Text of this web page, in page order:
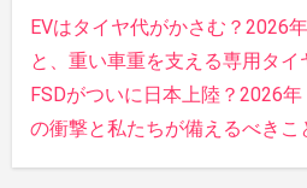
EVはタイヤ代がかさむ？2026
と、重い車重を支える専用タイ
FSDがついに日本上陸？2026
の衝撃と私たちが備えるべきこ